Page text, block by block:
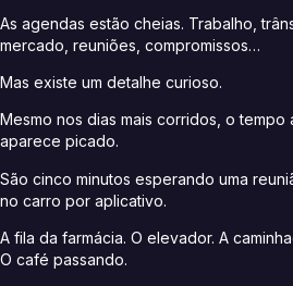
As agendas estão cheias. Trabalho,
mercado, reuniões, compromissos…
Mas existe um detalhe curioso.
Mesmo nos dias mais corridos, o
aparece picado.
São cinco minutos esperando uma
no carro por aplicativo.
A fila da farmácia. O elevador. A
O café passando.